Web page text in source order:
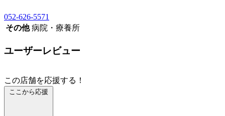
052-626-5571
その他 病院・療養所
ユーザーレビュー
この店舗を応援する！
ここから応援